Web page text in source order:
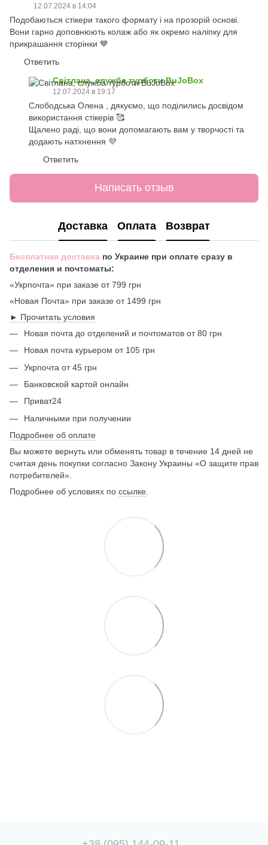
12.07.2024 в 14:04
Подобаються стікери такого формату і на прозорій основі.
Вони гарно доповнюють колаж або як окремо наліпку для
прикрашання сторінки 💙
Ответить
Світлана, служба турботи BuJoBox
12.07.2024 в 19:17
Слободська Олена , дякуємо, що поділились досвідом
використання стікерів 🥰
Щалено раді, що вони допомагають вам у творчості та
додають натхнення 💜
Ответить
Написать отзыв
Доставка Оплата Возврат
Бесплатная доставка по Украине при оплате сразу в
отделения и почтоматы:
«Укрпочта» при заказе от 799 грн
«Новая Почта» при заказе от 1499 грн
► Прочитать условия
Новая почта до отделений и почтоматов от 80 грн
Новая почта курьером от 105 грн
Укрпочта от 45 грн
Банковской картой онлайн
Приват24
Наличными при получении
Подробнее об оплате
Вы можете вернуть или обменять товар в течение 14 дней не
считая день покупки согласно Закону Украины «О защите прав
потребителей».
Подробнее об условиях по ссылке